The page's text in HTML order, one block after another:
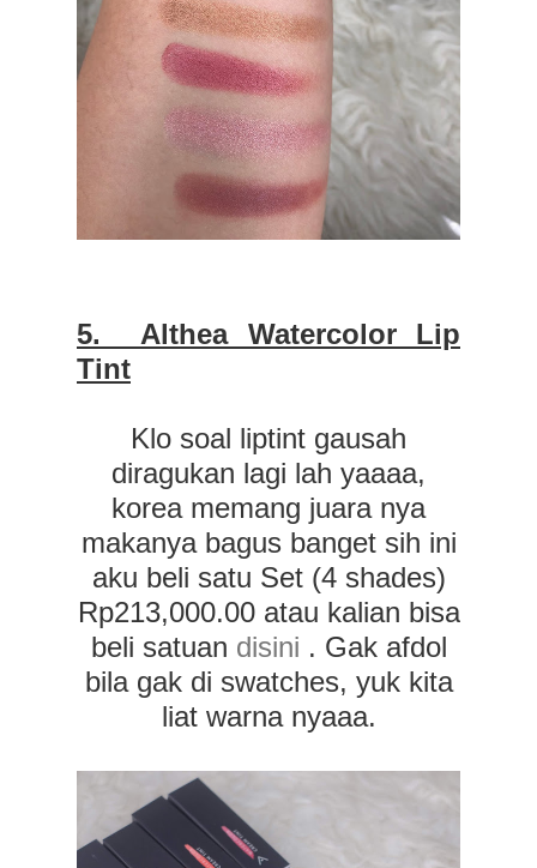
5. Althea Watercolor Lip
Tint
Klo soal liptint gausah
diragukan lagi lah yaaaa,
korea memang juara nya
makanya bagus banget sih ini
aku beli satu Set (4 shades)
Rp213,000.00 atau kalian bisa
beli satuan disini . Gak afdol
bila gak di swatches, yuk kita
liat warna nyaaa.